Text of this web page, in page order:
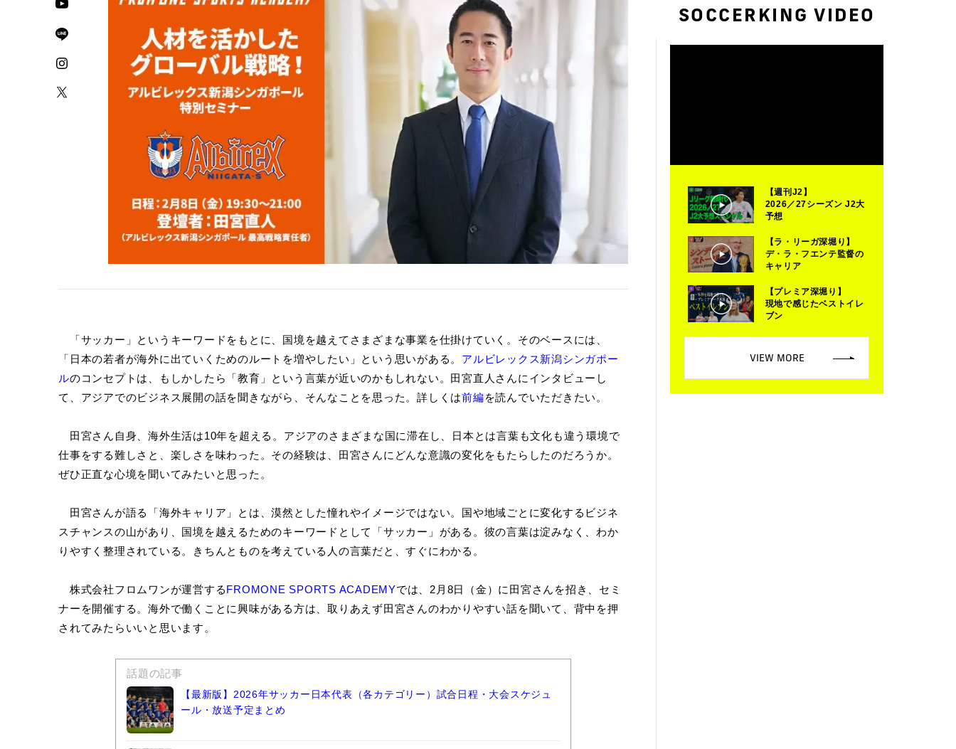
「サッカー」というキーワードをもとに、国境を越えてさまざまな事業を仕掛けていく。そのベースには、
「日本の若者が海外に出ていくためのルートを増やしたい」という思いがある。 アルビレックス新潟シンガポー
ルのコンセプトは、もしかしたら「教育」という言葉が近いのかもしれない。田宮直人さんにインタビューし
て、アジアでのビジネス展開の話を聞きながら、そんなことを思った。詳しくは前編を読んでいただきたい。
田宮さん自身、海外生活は10年を超える。アジアのさまざまな国に滞在し、日本とは言葉も文化も違う環境で
仕事をする難しさと、楽しさを味わった。その経験は、田宮さんにどんな意識の変化をもたらしたのだろうか。
ぜひ正直な心境を聞いてみたいと思った。
田宮さんが語る「海外キャリア」とは、漠然とした憧れやイメージではない。国や地域ごとに変化するビジネ
スチャンスの山があり、国境を越えるためのキーワードとして「サッカー」がある。彼の言葉は淀みなく、わか
りやすく整理されている。きちんとものを考えている人の言葉だと、すぐにわかる。
株式会社フロムワンが運営するFROMONE SPORTS ACADEMYでは、2月8日（金）に田宮さんを招き、セミ
ナーを開催する。海外で働くことに興味がある方は、取りあえず田宮さんのわかりやすい話を聞いて、背中を押
されてみたらいいと思います。
話題の記事
【最新版】2026年サッカー日本代表（各カテゴリー）試合日程・大会スケジュ
ール・放送予定まとめ
SOCCERKING VIDEO
【週刊J2】
2026／27シーズン J2大
予想
【ラ・リーガ深堀り】
デ・ラ・フエンテ監督の
キャリア
【プレミア深堀り】
現地で感じたベストイレ
ブン
VIEW MORE